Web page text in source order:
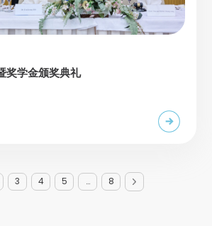
奖学金颁奖典礼
3 4 5 … 8